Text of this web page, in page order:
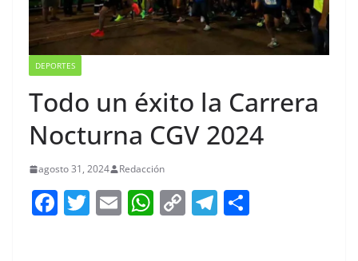
DEPORTES
Todo un éxito la Carrera
Nocturna CGV 2024
agosto 31, 2024 Redacción
F T E W C T